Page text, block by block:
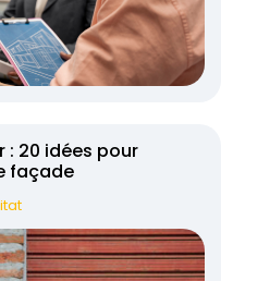
: 20 idées pour
façade